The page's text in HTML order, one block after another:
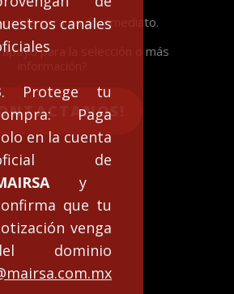
canales
Protege tu
Paga
en la cuenta
de
y
que tu
venga
dominio
para envío inmediato.
para la selección o más